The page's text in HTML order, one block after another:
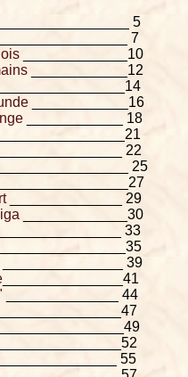
5
7
_____________10
____________12
____________16
____________ 18
22
25
______________ 29
_____________30
33
_______________ 39
_______________41
______________ 44
_______________ 55